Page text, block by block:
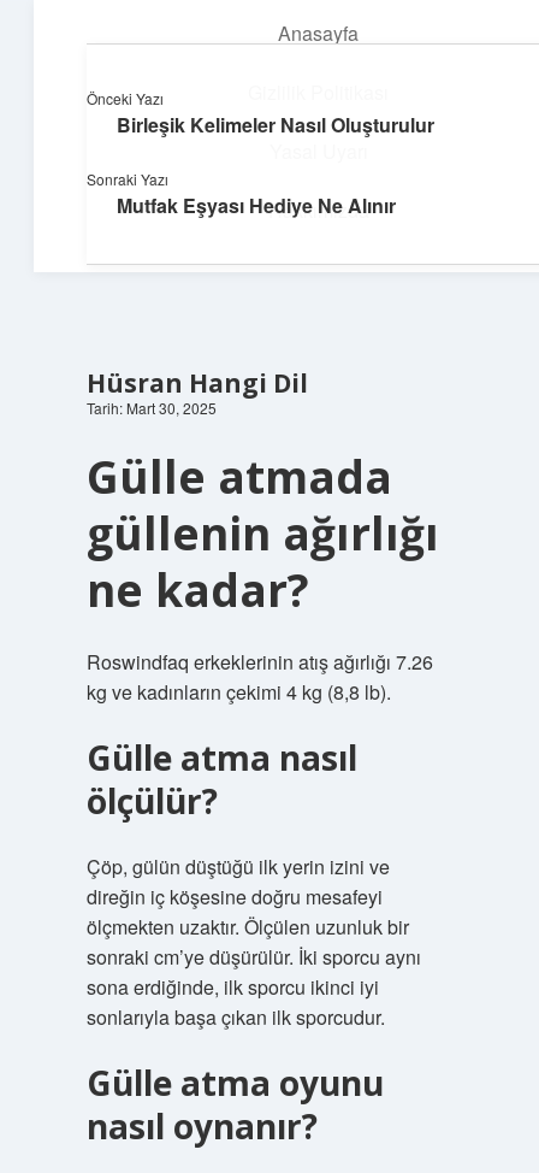
Anasayfa
Hakkımızda
Deniz Esintisi Hikayeler
Dalgalardan ilham alan neşeli bilgiler!
Hüsran Hangi Dil
Tarih: Mart 30, 2025
Gülle atmada
güllenin ağırlığı
ne kadar?
Roswindfaq erkeklerinin atış ağırlığı 7.26
kg ve kadınların çekimi 4 kg (8,8 lb).
Gülle atma nasıl
ölçülür?
Çöp, gülün düştüğü ilk yerin izini ve
direğin iç köşesine doğru mesafeyi
ölçmekten uzaktır. Ölçülen uzunluk bir
sonraki cm’ye düşürülür. İki sporcu aynı
sona erdiğinde, ilk sporcu ikinci iyi
sonlarıyla başa çıkan ilk sporcudur.
Gülle atma oyunu
nasıl oynanır?
Önceki Yazı
Birleşik Kelimeler Nasıl Oluşturulur
Sonraki Yazı
Mutfak Eşyası Hediye Ne Alınır